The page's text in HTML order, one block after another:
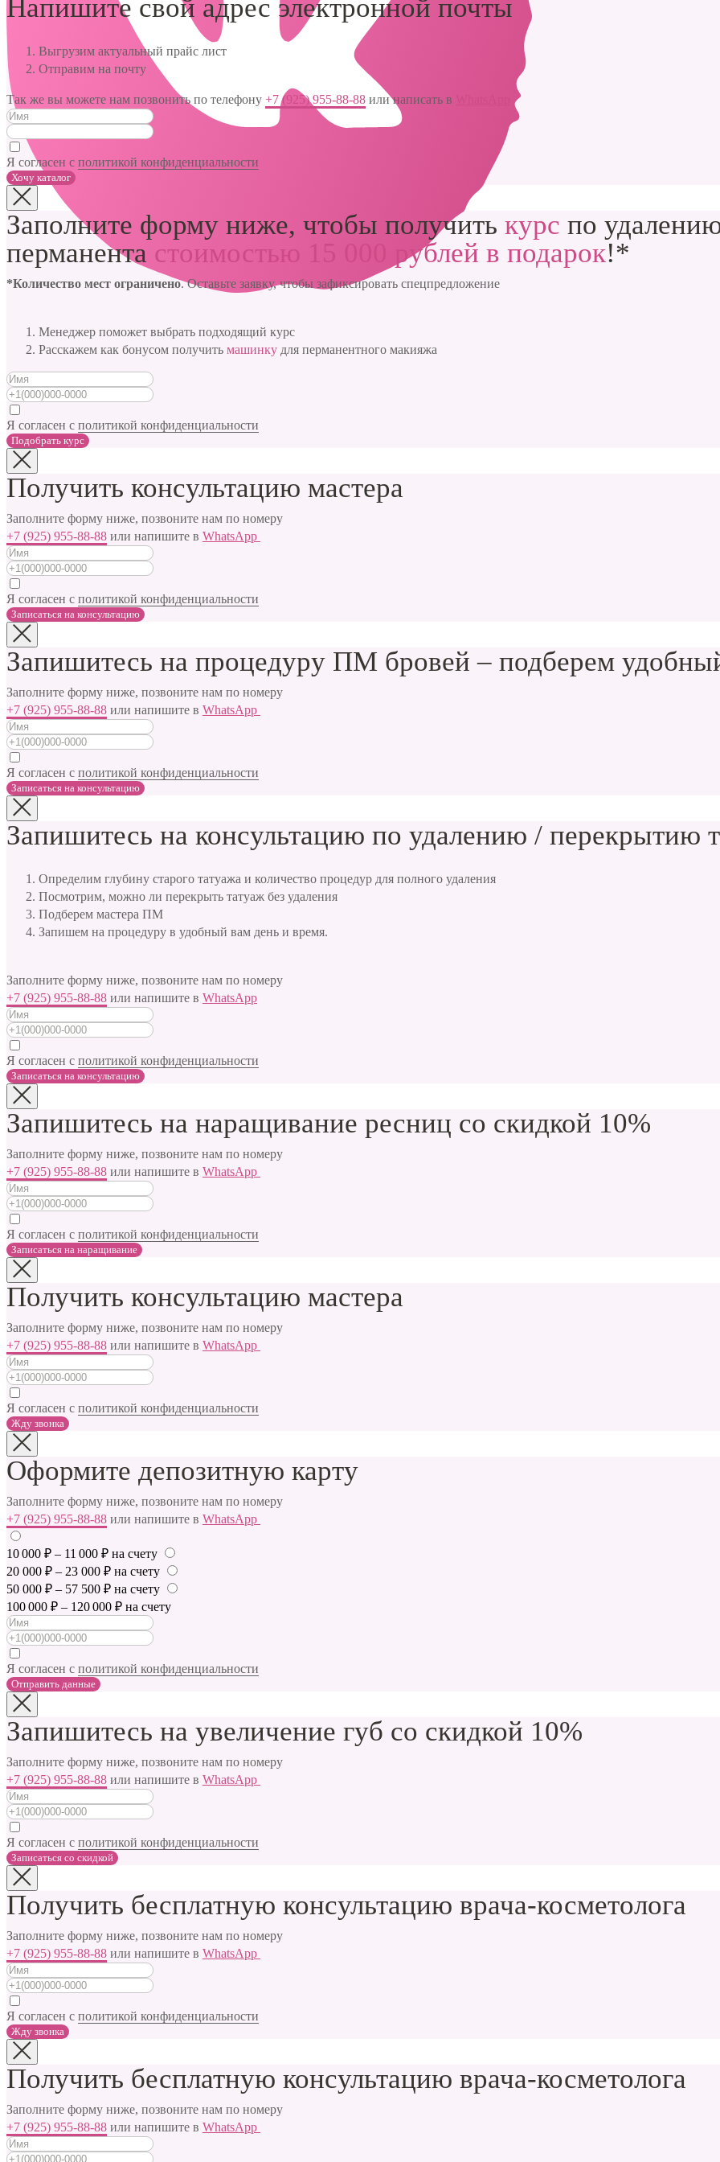
Напишите свой адрес электронной почты
Выгрузим актуальный прайс лист
Отправим на почту
Так же вы можете нам позвонить по телефону +7 (925) 955-88-88 или написать в
Я согласен с политикой конфиденциальности
Хочу каталог
Заполните форму ниже, чтобы получить курс по
перманента стоимостью 15 000 рублей в подарок!*
*Количество мест ограничено. Оставьте заявку, чтобы зафиксировать спецпредложение
Менеджер поможет выбрать подходящий курс
Расскажем как бонусом получить машинку для перманентного макияжа
Я согласен с политикой конфиденциальности
Подобрать курс
Получить консультацию мастера
Заполните форму ниже, позвоните нам по номеру
+7 (925) 955-88-88 или напишите в WhatsApp
Я согласен с политикой конфиденциальности
Записаться на консультацию
Запишитесь на процедуру ПМ бровей – подберем
Заполните форму ниже, позвоните нам по номеру
+7 (925) 955-88-88 или напишите в WhatsApp
Я согласен с политикой конфиденциальности
Записаться на консультацию
Запишитесь на консультацию по удалению / перекрытию
Определим глубину старого татуажа и количество процедур для полного удаления
Посмотрим, можно ли перекрыть татуаж без удаления
Подберем мастера ПМ
Запишем на процедуру в удобный вам день и время.
Заполните форму ниже, позвоните нам по номеру
+7 (925) 955-88-88 или напишите в WhatsApp
Я согласен с политикой конфиденциальности
Записаться на консультацию
Запишитесь на наращивание ресниц со скидкой 10%
Заполните форму ниже, позвоните нам по номеру
+7 (925) 955-88-88 или напишите в WhatsApp
Я согласен с политикой конфиденциальности
Записаться на наращивание
Получить консультацию мастера
Заполните форму ниже, позвоните нам по номеру
+7 (925) 955-88-88 или напишите в WhatsApp
Я согласен с политикой конфиденциальности
Жду звонка
Оформите депозитную карту
Заполните форму ниже, позвоните нам по номеру
+7 (925) 955-88-88 или напишите в WhatsApp
10 000 ₽ – 11 000 ₽ на счету
20 000 ₽ – 23 000 ₽ на счету
50 000 ₽ – 57 500 ₽ на счету
100 000 ₽ – 120 000 ₽ на счету
Я согласен с политикой конфиденциальности
Отправить данные
Запишитесь на увеличение губ со скидкой 10%
Заполните форму ниже, позвоните нам по номеру
+7 (925) 955-88-88 или напишите в WhatsApp
Я согласен с политикой конфиденциальности
Записаться cо скидкой
Получить бесплатную консультацию врача-косметолога
Заполните форму ниже, позвоните нам по номеру
+7 (925) 955-88-88 или напишите в WhatsApp
Я согласен с политикой конфиденциальности
Жду звонка
Получить бесплатную консультацию врача-косметолога
Заполните форму ниже, позвоните нам по номеру
+7 (925) 955-88-88 или напишите в WhatsApp